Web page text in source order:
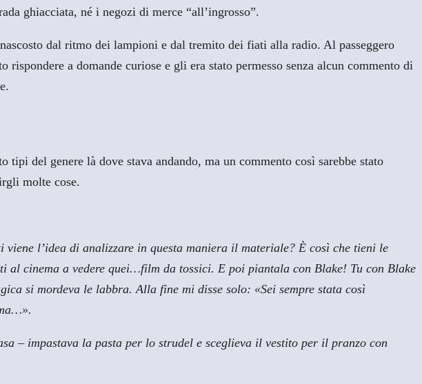
ghiacciata, né i negozi di merce “all’ingrosso”.
dal ritmo dei lampioni e dal tremito dei fiati alla radio. Al passeggero
a domande curiose e gli era stato permesso senza alcun commento di
del genere là dove stava andando, ma un commento così sarebbe stato
molte cose.
l’idea di analizzare in questa maniera il materiale? È così che tieni le
cinema a vedere quei…film da tossici. E poi piantala con Blake! Tu con Blake
si mordeva le labbra. Alla fine mi disse solo: «Sei sempre stata così
– impastava la pasta per lo strudel e sceglieva il vestito per il pranzo con